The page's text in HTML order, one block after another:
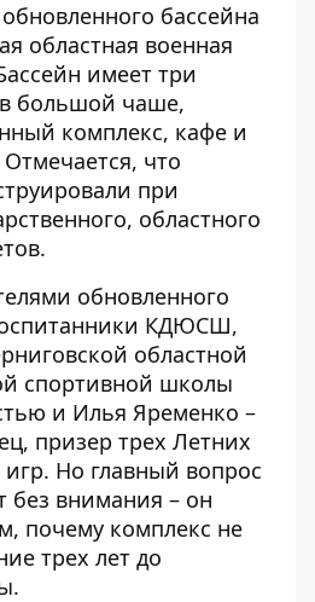
бассейна
областная военная
имеет три
большой чаше,
комплекс, кафе и
что
при
областного
обновленного
КДЮСШ,
областной
спортивной школы
и Илья Яременко –
призер трех Летних
Но главный вопрос
без внимания – он
почему комплекс не
трех лет до